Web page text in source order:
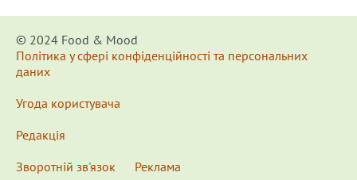
© 2024 Food & Мood
Політика у сфері конфіденційності та персональних
даних
Угода користувача
Редакція
Зворотній зв'язок
Реклама